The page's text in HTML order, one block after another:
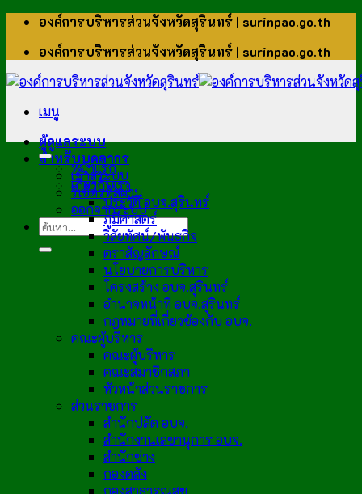
ข้าม
เนื้อหา
องค์การบริหารส่วนจังหวัดสุรินทร์ | surinpao.go.th
องค์การบริหารส่วนจังหวัดสุรินทร์ | surinpao.go.th
เมนู
ผู้ดูแลระบบ
สำหรับบุคลากร
เข้าสู่ระบบ
รีเซ็ตรหัสผ่าน
ออกจากระบบ
หน้าแรก
เกี่ยวกับเรา
ประวัติ อบจ.สุรินทร์
ภูมิศาสตร์
วิสัยทัศน์/พันธกิจ
ตราสัญลักษณ์
นโยบายการบริหาร
โครงสร้าง อบจ.สุรินทร์
อำนาจหน้าที่ อบจ.สุรินทร์
กฎหมายที่เกี่ยวข้องกับ อบจ.
คณะผู้บริหาร
คณะผู้บริหาร
คณะสมาชิกสภา
หัวหน้าส่วนราชการ
ส่วนราชการ
สำนักปลัด อบจ.
สำนักงานเลขานุการ อบจ.
สำนักช่าง
กองคลัง
กองสาธารณสุข